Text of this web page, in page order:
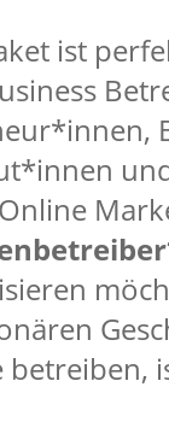
ist
betreiben,